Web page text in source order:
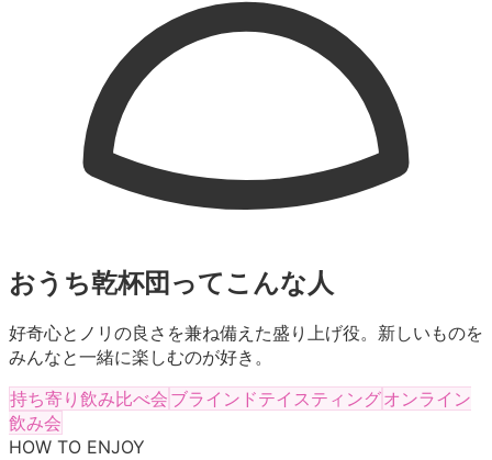
おうち乾杯団ってこんな人
好奇心とノリの良さを兼ね備えた盛り上げ役。新しいものを
みんなと一緒に楽しむのが好き。
持ち寄り飲み比べ会 ブラインドテイスティングオンライン
飲み会
HOW TO ENJOY